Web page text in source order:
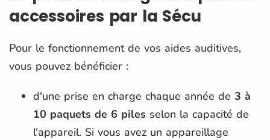
accessoires par la Sécu
Pour le fonctionnement de vos aides auditives,
vous pouvez bénéficier :
d'une prise en charge chaque année de 3 à
10 paquets de 6 piles selon la capacité de
l'appareil. Si vous avez un appareillage